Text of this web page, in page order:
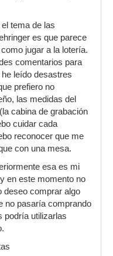
tema de las
es que parece
jugar a la lotería.
comentarios para
leído desastres
prefiero no
las medidas del
cabina de grabación
cuidar cada
reconocer que me
con una mesa.
esa es mi
en este momento no
deseo comprar algo
no pasaría comprando
podría utilizarlas